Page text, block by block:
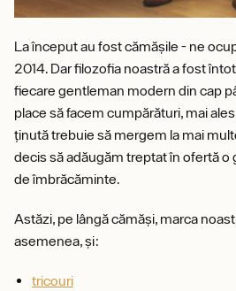
La început au fost cămășile - ne
2014. Dar filozofia noastră a fost
fiecare gentleman modern din cap
place să facem cumpărături, mai
ținută trebuie să mergem la mai
decis să adăugăm treptat în ofertă
de îmbrăcăminte.
Astăzi, pe lângă cămăși, marca
asemenea, și:
tricouri